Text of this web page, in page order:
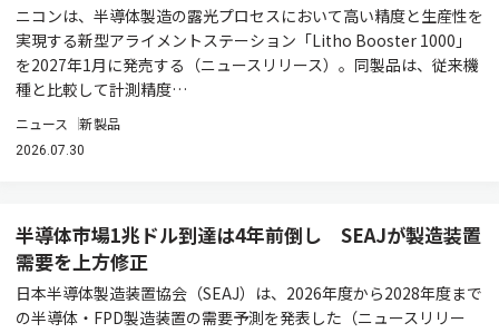
ニコンは、半導体製造の露光プロセスにおいて高い精度と生産性を
実現する新型アライメントステーション「Litho Booster 1000」
を2027年1月に発売する（ニュースリリース）。同製品は、従来機
種と比較して計測精度…
ニュース 新製品
2026.07.30
半導体市場1兆ドル到達は4年前倒し SEAJが製造装置
需要を上方修正
日本半導体製造装置協会（SEAJ）は、2026年度から2028年度まで
の半導体・FPD製造装置の需要予測を発表した（ニュースリリー